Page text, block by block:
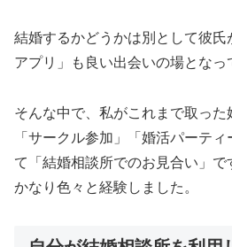
結婚するかどうかは別として彼
アプリ」も良い出会いの場となっ
そんな中で、私がこれまで取った
「サークル参加」「婚活パーテ
て「結婚相談所でのお見合い」で
かなり色々と経験しました。